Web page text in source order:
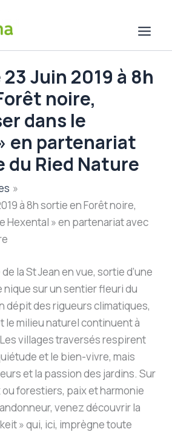
Juin 2019 à 8h
noire,
dans le
en partenariat
du Ried Nature
à 8h sortie en Forêt noire,
Hexental » en partenariat avec
la St Jean en vue, sortie d’une
nique sur un sentier fleuri du
dépit des rigueurs climatiques,
le milieu naturel continuent à
villages traversés respirent
et le bien-vivre, mais
et la passion des jardins. Sur
forestiers, paix et harmonie
venez découvrir la
» qui, ici, imprègne toute